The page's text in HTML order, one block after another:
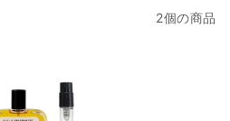
2個の商品